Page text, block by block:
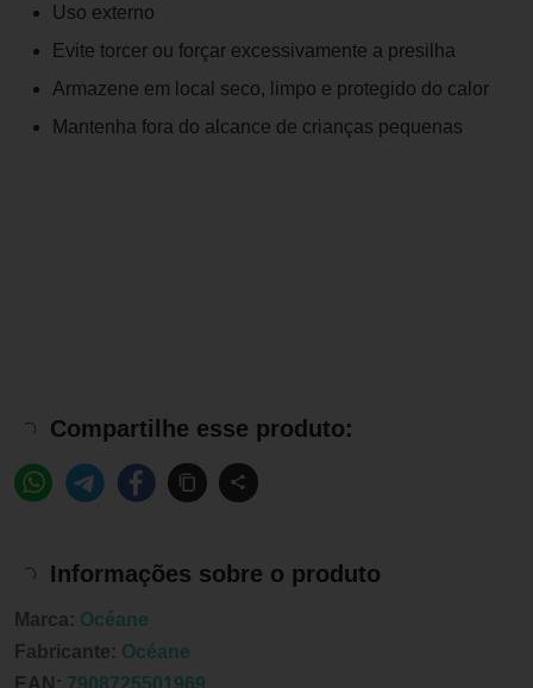
Uso externo
Evite torcer ou forçar excessivamente a presilha
Armazene em local seco, limpo e protegido do calor
Mantenha fora do alcance de crianças pequenas
Compartilhe esse produto:
Informações sobre o produto
Marca: Océane
Fabricante: Océane
EAN: 7908725501969